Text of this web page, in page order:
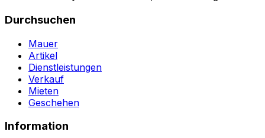
Durchsuchen
Mauer
Artikel
Dienstleistungen
Verkauf
Mieten
Geschehen
Information